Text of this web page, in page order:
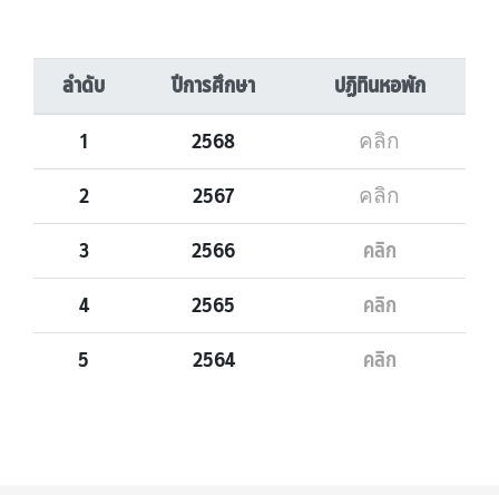
ลำดับ ปีการศึกษา
ปฏิทินหอพัก
1
2568 คลิก
2 2567 คลิก
3 2566
คลิก
4
2565
คลิก
5
2564 คลิก